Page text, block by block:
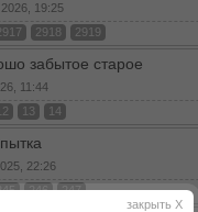
19:25
2918 2919
забытое старое
11:44
13 14
22:26
246 247
закрыть X